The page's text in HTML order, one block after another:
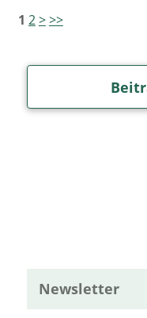
1 2>>>
Newsletter